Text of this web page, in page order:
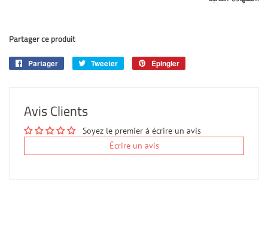
Partager ce produit
Partager
PartagerTweeter
Tweeter
Épingler
Avis Clients
Soyez le premier à écrire un avis
Écrire un avis